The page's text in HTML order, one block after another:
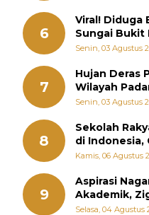
6
Viral! Diduga
Sungai Bukit
Warga
Senin, 03 Agustus
7
Hujan Deras
Wilayah
Perintahkan
Senin, 03 Agustus
8
Sekolah
di Indonesia,
September
Kamis, 06 Agustus
9
Aspirasi
Akademik,
Selasa, 04 Agustus